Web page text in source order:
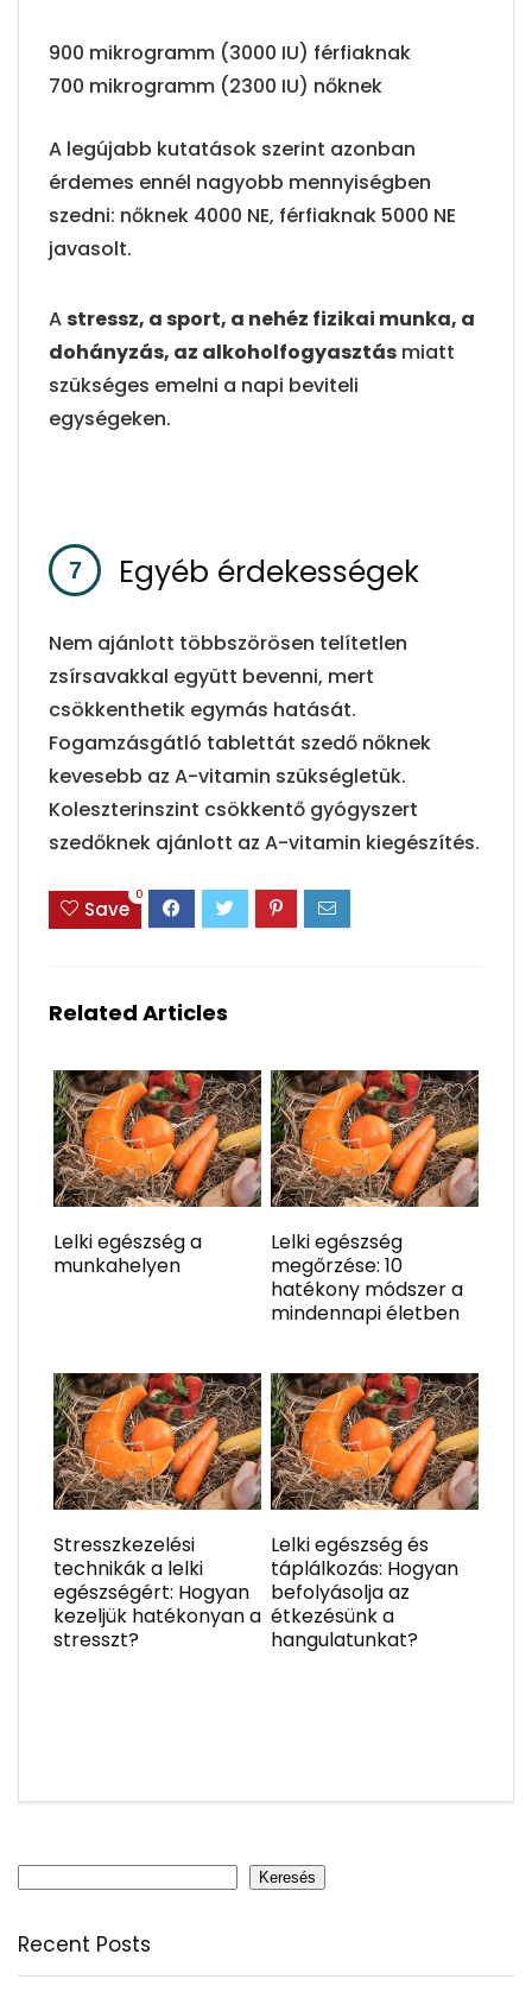
900 mikrogramm (3000 IU) férfiaknak
700 mikrogramm (2300 IU) nőknek
A legújabb kutatások szerint azonban
érdemes ennél nagyobb mennyiségben
szedni: nőknek 4000 NE, férfiaknak 5000 NE
javasolt.
Astressz, a sport, a nehéz fizikai munka, a
dohányzás, az alkoholfogyasztás miatt
szükséges emelni a napi beviteli
egységeken.
Egyéb érdekességek
Nem ajánlott többszörösen telítetlen
zsírsavakkal együtt bevenni, mert
csökkenthetik egymás hatását.
Fogamzásgátló tablettát szedő nőknek
kevesebb az A-vitamin szükségletük.
Koleszterinszint csökkentő gyógyszert
szedőknek ajánlott az A-vitamin kiegészítés.
Save
0
Related Articles
Lelki egészség a
munkahelyen
Lelki egészség
megőrzése: 10
hatékony módszer a
mindennapi életben
Stresszkezelési
technikák a lelki
egészségért: Hogyan
kezeljük hatékonyan a
stresszt?
Lelki egészség és
táplálkozás: Hogyan
befolyásolja az
étkezésünk a
hangulatunkat?
Keresés
Recent Posts